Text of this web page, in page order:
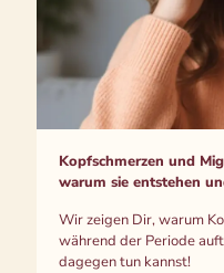
Kopfschmerzen und
warum sie entstehen
Wir zeigen Dir, warum
während der Periode
dagegen tun kannst!